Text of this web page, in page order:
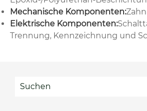
Mechanische Komponenten:
Elektrische Komponenten:
Trennung, Kennzeichnung und